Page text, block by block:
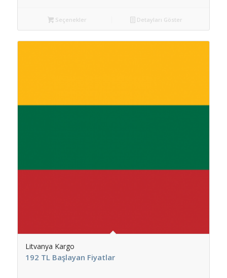
Seçenekler Detayları Göster
Litvanya Kargo
192 TL Başlayan Fiyatlar